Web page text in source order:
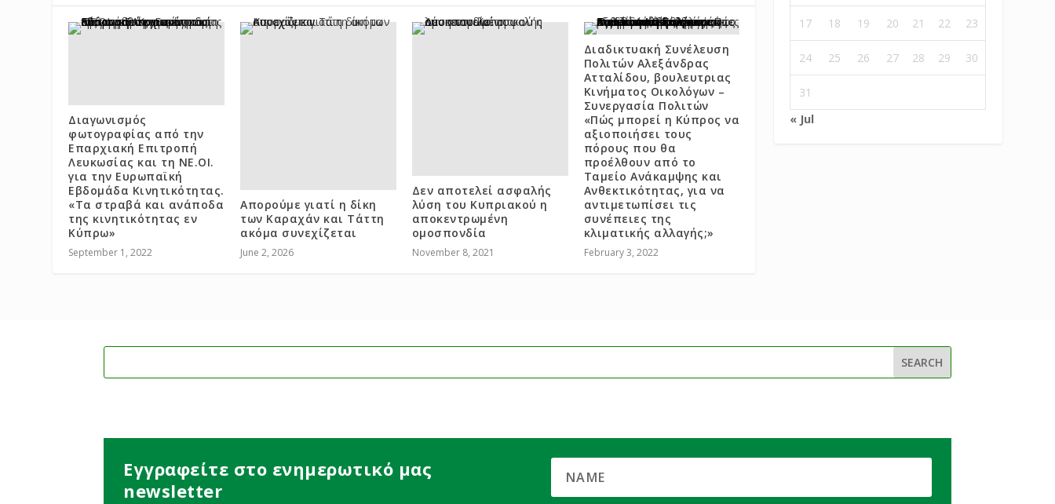
Διαγωνισμός
φωτογραφίας από την
Επαρχιακή Επιτροπή
Λευκωσίας και τη ΝΕ.ΟΙ.
για την Ευρωπαϊκή
Εβδομάδα Κινητικότητας.
«Τα στραβά και ανάποδα
της κινητικότητας εν
Κύπρω»
September 1, 2022
Απορούμε γιατί η δίκη
των Καραχάν και Τάττη
ακόμα συνεχίζεται
June 2, 2026
Δεν αποτελεί ασφαλής
λύση του Κυπριακού η
αποκεντρωμένη
ομοσπονδία
November 8, 2021
Διαδικτυακή Συνέλευση
Πολιτών Αλεξάνδρας
Ατταλίδου, βουλευτριας
Κινήματος Οικολόγων –
Συνεργασία Πολιτών
«Πώς μπορεί η Κύπρος να
αξιοποιήσει τους
πόρους που θα
προέλθουν από το
Ταμείο Ανάκαμψης και
Ανθεκτικότητας, για να
αντιμετωπίσει τις
συνέπειες της
κλιματικής αλλαγής;»
February 3, 2022
17 18 19 20 21 22 23
24 25 26 27 28 29 30
31
« Jul
Εγγραφείτε στο ενημερωτικό μας
newsletter